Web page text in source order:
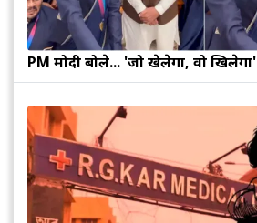
PM मोदी बोले... 'जो खेलेगा, वो खिलेगा'